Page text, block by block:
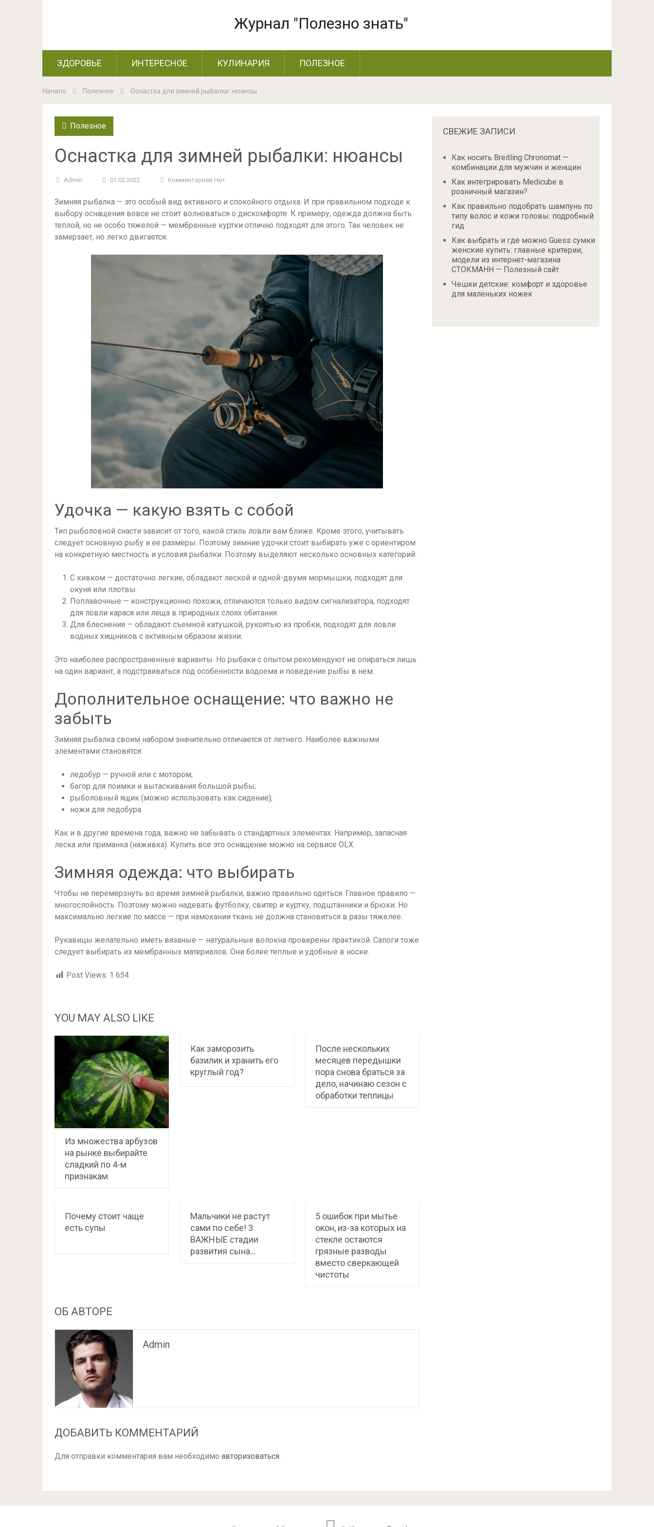
Журнал "Полезно знать"
ЗДОРОВЬЕ ИНТЕРЕСНОЕ КУЛИНАРИЯ ПОЛЕЗНОЕ
Начало Полезное Оснастка для зимней рыбалки: нюансы
Полезное
Оснастка для зимней рыбалки: нюансы
Admin 01.02.2022 Комментариев Нет
Зимняя рыбалка — это особый вид активного и спокойного отдыха. И при правильном подходе к
выбору оснащения вовсе не стоит волноваться о дискомфорте. К примеру, одежда должна быть
теплой, но не особо тяжелой — мембранные куртки отлично подходят для этого. Так человек не
замерзает, но легко двигается.
Удочка — какую взять с собой
Тип рыболовной снасти зависит от того, какой стиль ловли вам ближе. Кроме этого, учитывать
следует основную рыбу и ее размеры. Поэтому зимние удочки стоит выбирать уже с ориентиром
на конкретную местность и условия рыбалки. Поэтому выделяют несколько основных категорий:
С кивком — достаточно легкие, обладают леской и одной-двумя мормышки, подходят для
окуня или плотвы.
Поплавочные — конструкционно похожи, отличаются только видом сигнализатора, подходят
для ловли карася или леща в природных слоях обитания.
Для блеснения — обладают съемной катушкой, рукоятью из пробки, подходят для ловли
водных хищников с активным образом жизни.
Это наиболее распространенные варианты. Но рыбаки с опытом рекомендуют не опираться лишь
на один вариант, а подстраиваться под особенности водоема и поведение рыбы в нем.
Дополнительное оснащение: что важно не
забыть
Зимняя рыбалка своим набором значительно отличается от летнего. Наиболее важными
элементами становятся:
ледобур — ручной или с мотором;
багор для поимки и вытаскивания большой рыбы;
рыболовный ящик (можно использовать как сидение);
ножи для ледобура.
Как и в другие времена года, важно не забывать о стандартных элементах. Например, запасная
леска или приманка (наживка). Купить все это оснащение можно на сервисе OLX.
Зимняя одежда: что выбирать
Чтобы не перемерзнуть во время зимней рыбалки, важно правильно одеться. Главное правило —
многослойность. Поэтому можно надевать футболку, свитер и куртку, подштанники и брюки. Но
максимально легкие по массе — при намокании ткань не должна становиться в разы тяжелее.
Рукавицы желательно иметь вязаные — натуральные волокна проверены практикой. Сапоги тоже
следует выбирать из мембранных материалов. Они более теплые и удобные в носке.
Post Views: 1 654
YOU MAY ALSO LIKE
Из множества арбузов
на рынке выбирайте
сладкий по 4-м
признакам
Как заморозить
базилик и хранить его
круглый год?
После нескольких
месяцев передышки
пора снова браться за
дело, начинаю сезон с
обработки теплицы
Почему стоит чаще
есть супы
Мальчики не растут
сами по себе! 3
ВАЖНЫЕ стадии
развития сына…
5 ошибок при мытье
окон, из-за которых на
стекле остаются
грязные разводы
вместо сверкающей
чистоты
ОБ АВТОРЕ
Admin
ДОБАВИТЬ КОММЕНТАРИЙ
Для отправки комментария вам необходимо авторизоваться.
СВЕЖИЕ ЗАПИСИ
Как носить Breitling Chronomat —
комбинации для мужчин и женщин
Как интегрировать Medicube в
розничный магазин?
Как правильно подобрать шампунь по
типу волос и кожи головы: подробный
гид
Как выбрать и где можно Guess сумки
женские купить: главные критерии,
модели из интернет-магазина
СТОКМАНН — Полезный сайт
Чешки детские: комфорт и здоровье
для маленьких ножек